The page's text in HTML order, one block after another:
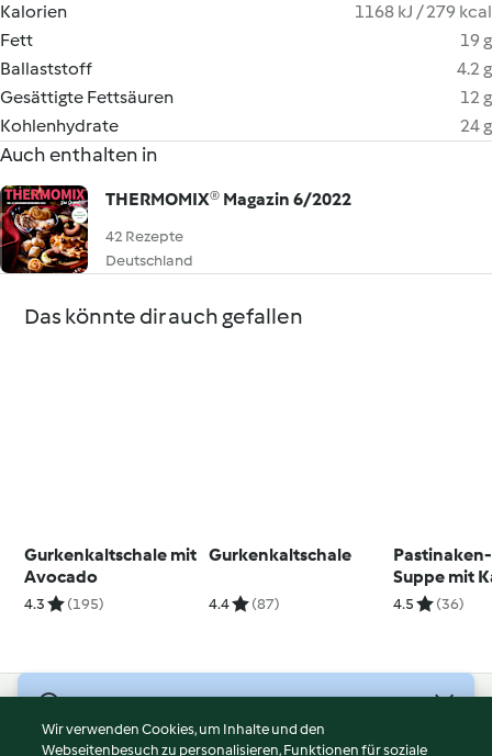
Kalorien
1168 kJ / 279 kcal
Fett
19 g
Ballaststoff
4.2 g
Gesättigte Fettsäuren
12 g
Kohlenhydrate
24 g
Auch enthalten in
THERMOMIX® Magazin 6/2022
42 Rezepte
Deutschland
Das könnte dir auch gefallen
Gurkenkaltschale mit
Avocado
4.3 (195)
Gurkenkaltschale
4.4 (87)
Suppe mit
Apfel-
4.5 (36)
Wir verwenden Cookies, um Inhalte und den
Webseitenbesuch zu personalisieren, Funktionen für soziale